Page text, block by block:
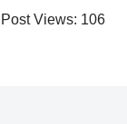
Post Views: 106